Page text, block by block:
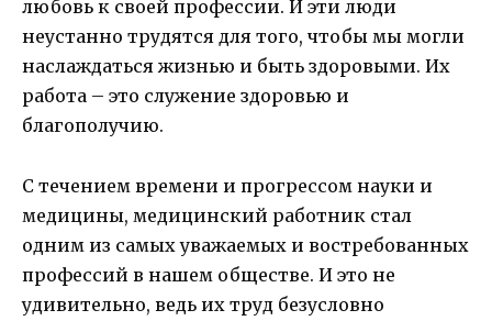
любовь к своей профессии. И эти люди
неустанно трудятся для того, чтобы мы могли
наслаждаться жизнью и быть здоровыми. Их
работа – это служение здоровью и
благополучию.
С течением времени и прогрессом науки и
медицины, медицинский работник стал
одним из самых уважаемых и востребованных
профессий в нашем обществе. И это не
удивительно, ведь их труд безусловно